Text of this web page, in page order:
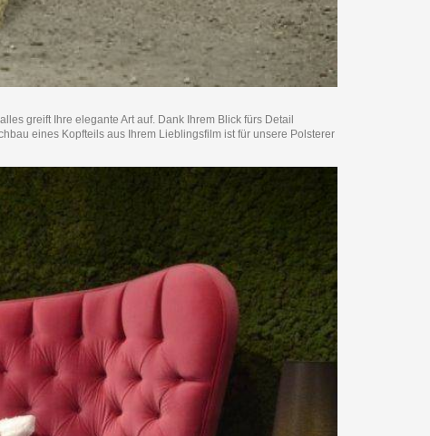
greift Ihre elegante Art auf. Dank Ihrem Blick fürs Detail
eines Kopfteils aus Ihrem Lieblingsfilm ist für unsere Polsterer